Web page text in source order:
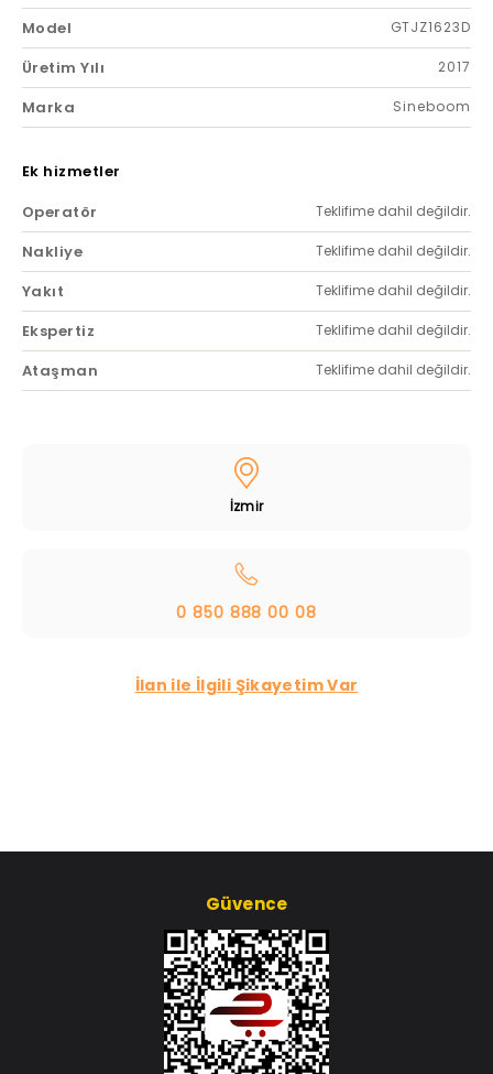
Model GTJZ1623D
Üretim Yılı 2017
Marka Sineboom
Ek hizmetler
Operatör
Teklifime dahil değildir.
Nakliye Teklifime dahil değildir.
Yakıt Teklifime dahil değildir.
Ekspertiz Teklifime dahil değildir.
Ataşman Teklifime dahil değildir.
İzmir
0 850 888 00 08
İlan ile İlgili Şikayetim Var
Güvence